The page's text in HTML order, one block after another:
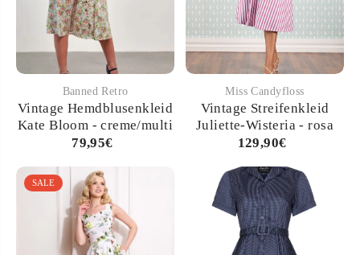
Banned Retro
Vintage Hemdblusenkleid
Kate Bloom - creme/multi
79,95€
Miss Candyfloss
Vintage Streifenkleid
Juliette-Wisteria - rosa
129,90€
SALE